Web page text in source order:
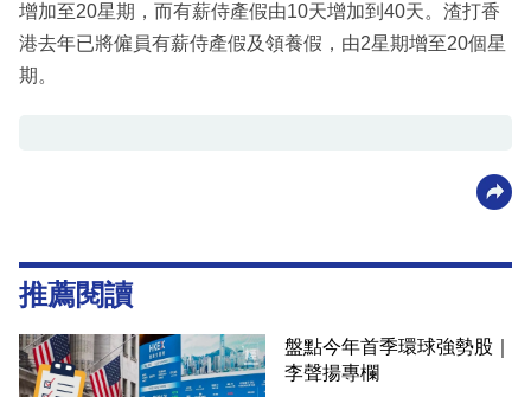
增加至20星期，而有薪侍產假由10天增加到40天。渣打香
港去年已將僱員有薪侍產假及領養假，由2星期增至20個星
期。
推薦閱讀
盤點今年首季環球強勢股｜
李聲揚專欄